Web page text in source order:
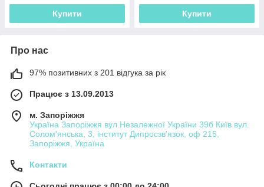
Купити Купити
Про нас
97% позитивних з 201 відгука за рік
Працює з 13.09.2013
м. Запоріжжя
Україна Запоріжжя вул.Незалежної України 39б Київ вул.
Солом'янська, 3, інститут Дипросзв'язок, оф 215,
Запоріжжя, Україна
Контакти